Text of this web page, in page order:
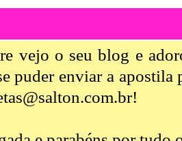
vejo o seu blog e
puder enviar a